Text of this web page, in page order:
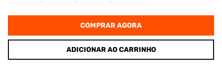
COMPRAR AGORA
ADICIONAR AO CARRINHO